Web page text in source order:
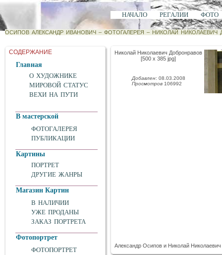
НАЧАЛО РЕГАЛИИ ФОТО
ОСИПОВ АЛЕКСАНДР ИВАНОВИЧ – ФОТОГАЛЕРЕЯ – НИКОЛАЙ НИКОЛАЕВИЧ
СОДЕРЖАНИЕ
Главная
О ХУДОЖНИКЕ
МИРОВОЙ СТАТУС
ВЕХИ НА ПУТИ
В мастерской
ФОТОГАЛЕРЕЯ
ПУБЛИКАЦИИ
Картины
ПОРТРЕТ
ДРУГИЕ ЖАНРЫ
Магазин Картин
В НАЛИЧИИ
УЖЕ ПРОДАНЫ
ЗАКАЗ ПОРТРЕТА
Фотопортрет
ФОТОПОРТРЕТ
Николай Николаевич Добронравов
[500 x 385 jpg]
Добавлен: 08.03.2008
Просмотров106992
Александр Осипов и Николай